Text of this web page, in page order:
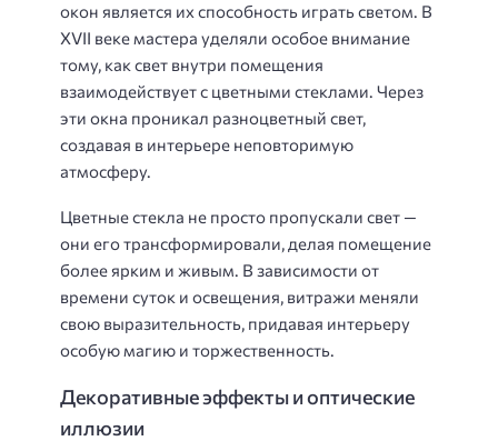
окон является их способность играть светом. В
XVII веке мастера уделяли особое внимание
тому, как свет внутри помещения
взаимодействует с цветными стеклами. Через
эти окна проникал разноцветный свет,
создавая в интерьере неповторимую
атмосферу.
Цветные стекла не просто пропускали свет —
они его трансформировали, делая помещение
более ярким и живым. В зависимости от
времени суток и освещения, витражи меняли
свою выразительность, придавая интерьеру
особую магию и торжественность.
Декоративные эффекты и оптические
иллюзии